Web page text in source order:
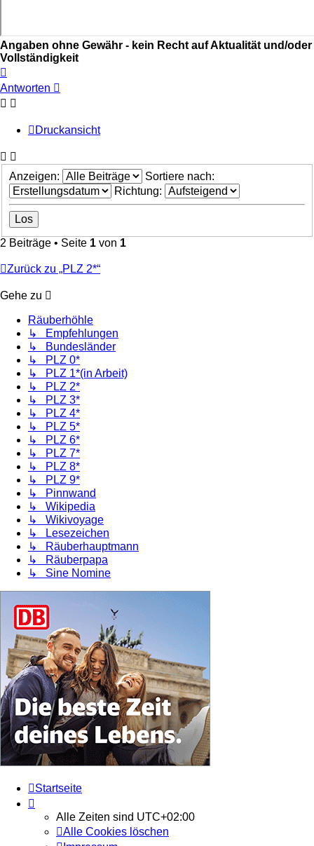
Angaben ohne Gewähr - kein Recht auf Aktualität und/oder
Vollständigkeit
oben
Antworten
Druckansicht
Anzeigen:
Sortiere nach:
Richtung:
2 Beiträge • Seite 1 von 1
Zurück zu „PLZ 2*“
Gehe zu
Räuberhöhle
↳ Empfehlungen
↳ Bundesländer
↳ PLZ 0*
↳ PLZ 1*(in Arbeit)
↳ PLZ 2*
↳ PLZ 3*
↳ PLZ 4*
↳ PLZ 5*
↳ PLZ 6*
↳ PLZ 7*
↳ PLZ 8*
↳ PLZ 9*
↳ Pinnwand
↳ Wikipedia
↳ Wikivoyage
↳ Lesezeichen
↳ Räuberhauptmann
↳ Räuberpapa
↳ Sine Nomine
Startseite
Alle Zeiten sind UTC+02:00
Alle Cookies löschen